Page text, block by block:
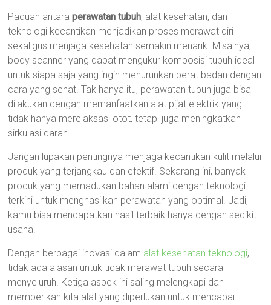
Paduan antaraperawatan tubuh, alat kesehatan, dan
teknologi kecantikan menjadikan proses merawat diri
sekaligus menjaga kesehatan semakin menarik. Misalnya,
body scanner yang dapat mengukur komposisi tubuh ideal
untuk siapa saja yang ingin menurunkan berat badan dengan
cara yang sehat. Tak hanya itu, perawatan tubuh juga bisa
dilakukan dengan memanfaatkan alat pijat elektrik yang
tidak hanya merelaksasi otot, tetapi juga meningkatkan
sirkulasi darah.
Jangan lupakan pentingnya menjaga kecantikan kulit melalui
produk yang terjangkau dan efektif. Sekarang ini, banyak
produk yang memadukan bahan alami dengan teknologi
terkini untuk menghasilkan perawatan yang optimal. Jadi,
kamu bisa mendapatkan hasil terbaik hanya dengan sedikit
usaha.
Dengan berbagai inovasi dalam alat kesehatan teknologi,
tidak ada alasan untuk tidak merawat tubuh secara
menyeluruh. Ketiga aspek ini saling melengkapi dan
memberikan kita alat yang diperlukan untuk mencapai